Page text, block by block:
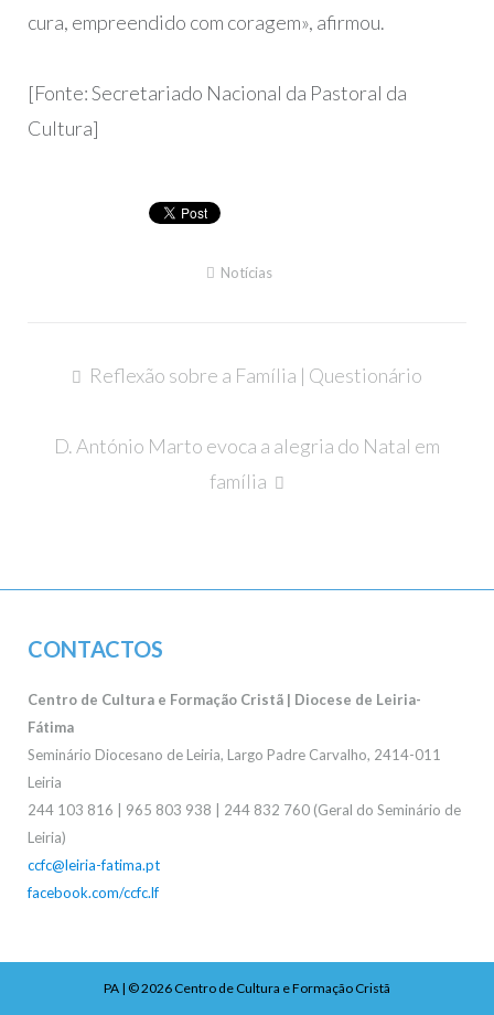
cura, empreendido com coragem», afirmou.
[Fonte: Secretariado Nacional da Pastoral da
Cultura]
Notícias
Navegação
artigos
Reflexão sobre a Família | Questionário
D. António Marto evoca a alegria do Natal em
família
CONTACTOS
Centro de Cultura e Formação Cristã | Diocese de Leiria-
Fátima
Seminário Diocesano de Leiria, Largo Padre Carvalho, 2414-011
Leiria
244 103 816 | 965 803 938 | 244 832 760 (Geral do Seminário de
Leiria)
ccfc@leiria-fatima.pt
facebook.com/ccfc.lf
PA | © 2026 Centro de Cultura e Formação Cristã